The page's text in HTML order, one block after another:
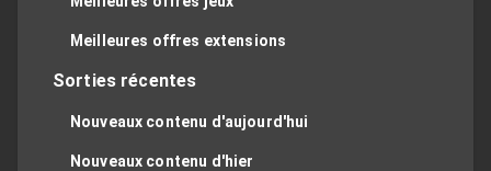
Meilleures offres extensions
Sorties récentes
Nouveaux contenu d'aujourd'hui
Nouveaux contenu d'hier